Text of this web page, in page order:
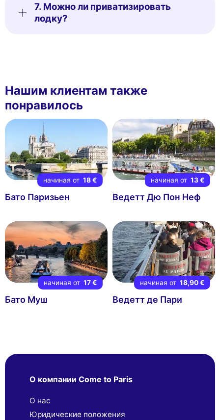
7. Можно ли приватизировать
лодку?
Нашим клиентам также
понравилось
начиная от 18 €
Бато Паризьен
начиная от 13 €
Ведетт Дю Пон Неф
начиная от 17 €
Бато Муш
начиная от 18,90 €
Ведетт де Пари
О компании Come to Paris
О нас
Юридические положения